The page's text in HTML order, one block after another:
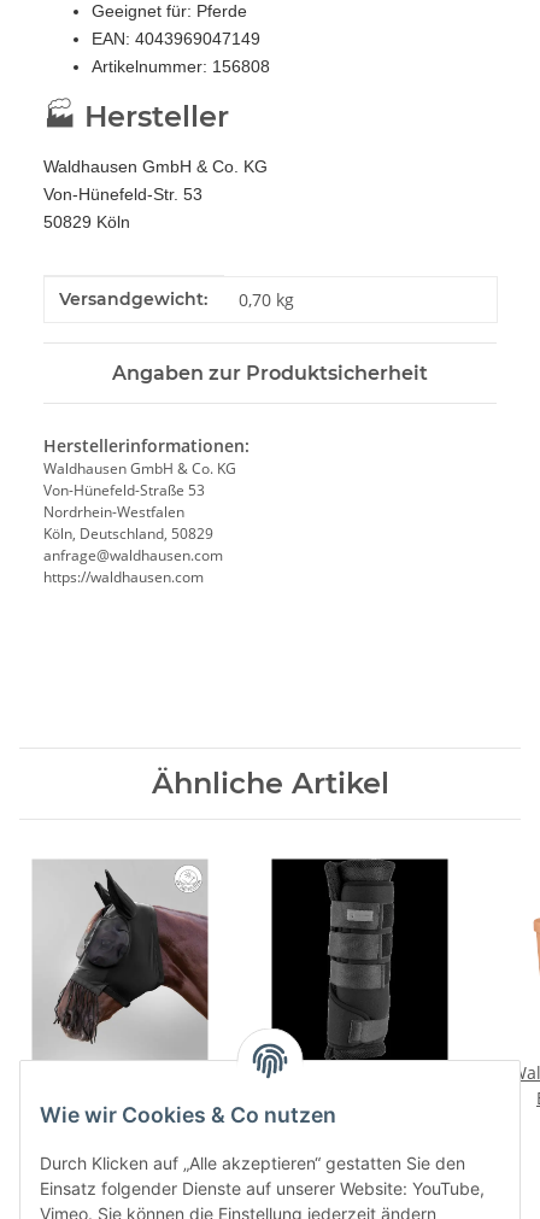
Wie wir Cookies & Co nutzen
Durch Klicken auf „Alle akzeptieren“ gestatten Sie den
Einsatz folgender Dienste auf unserer Website: YouTube,
Vimeo. Sie können die Einstellung jederzeit ändern
Geeignet für: Pferde
EAN: 4043969047149
Artikelnummer: 156808
🏭 Hersteller
Waldhausen GmbH & Co. KG
Von-Hünefeld-Str. 53
50829 Köln
Produkteigenschaft
Wert
Versandgewicht: 0,70 kg
Angaben zur Produktsicherheit
Herstellerinformationen:
Waldhausen GmbH & Co. KG
Von-Hünefeld-Straße 53
Nordrhein-Westfalen
Köln, Deutschland, 50829
anfrage@waldhausen.com
https://waldhausen.com
Ähnliche Artikel
schwarz
21,95 €*
schwarz L atmungsaktiv
44,95 €